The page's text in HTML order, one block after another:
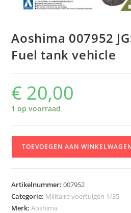
Aoshima 007952
Fuel tank vehicle
€ 20,00
1 op voorraad
1/2T
Fuel
TOEVOEGEN AAN
Artikelnummer:007952
Categorie: Militaire voertuigen 1/35
Merk:Aoshima